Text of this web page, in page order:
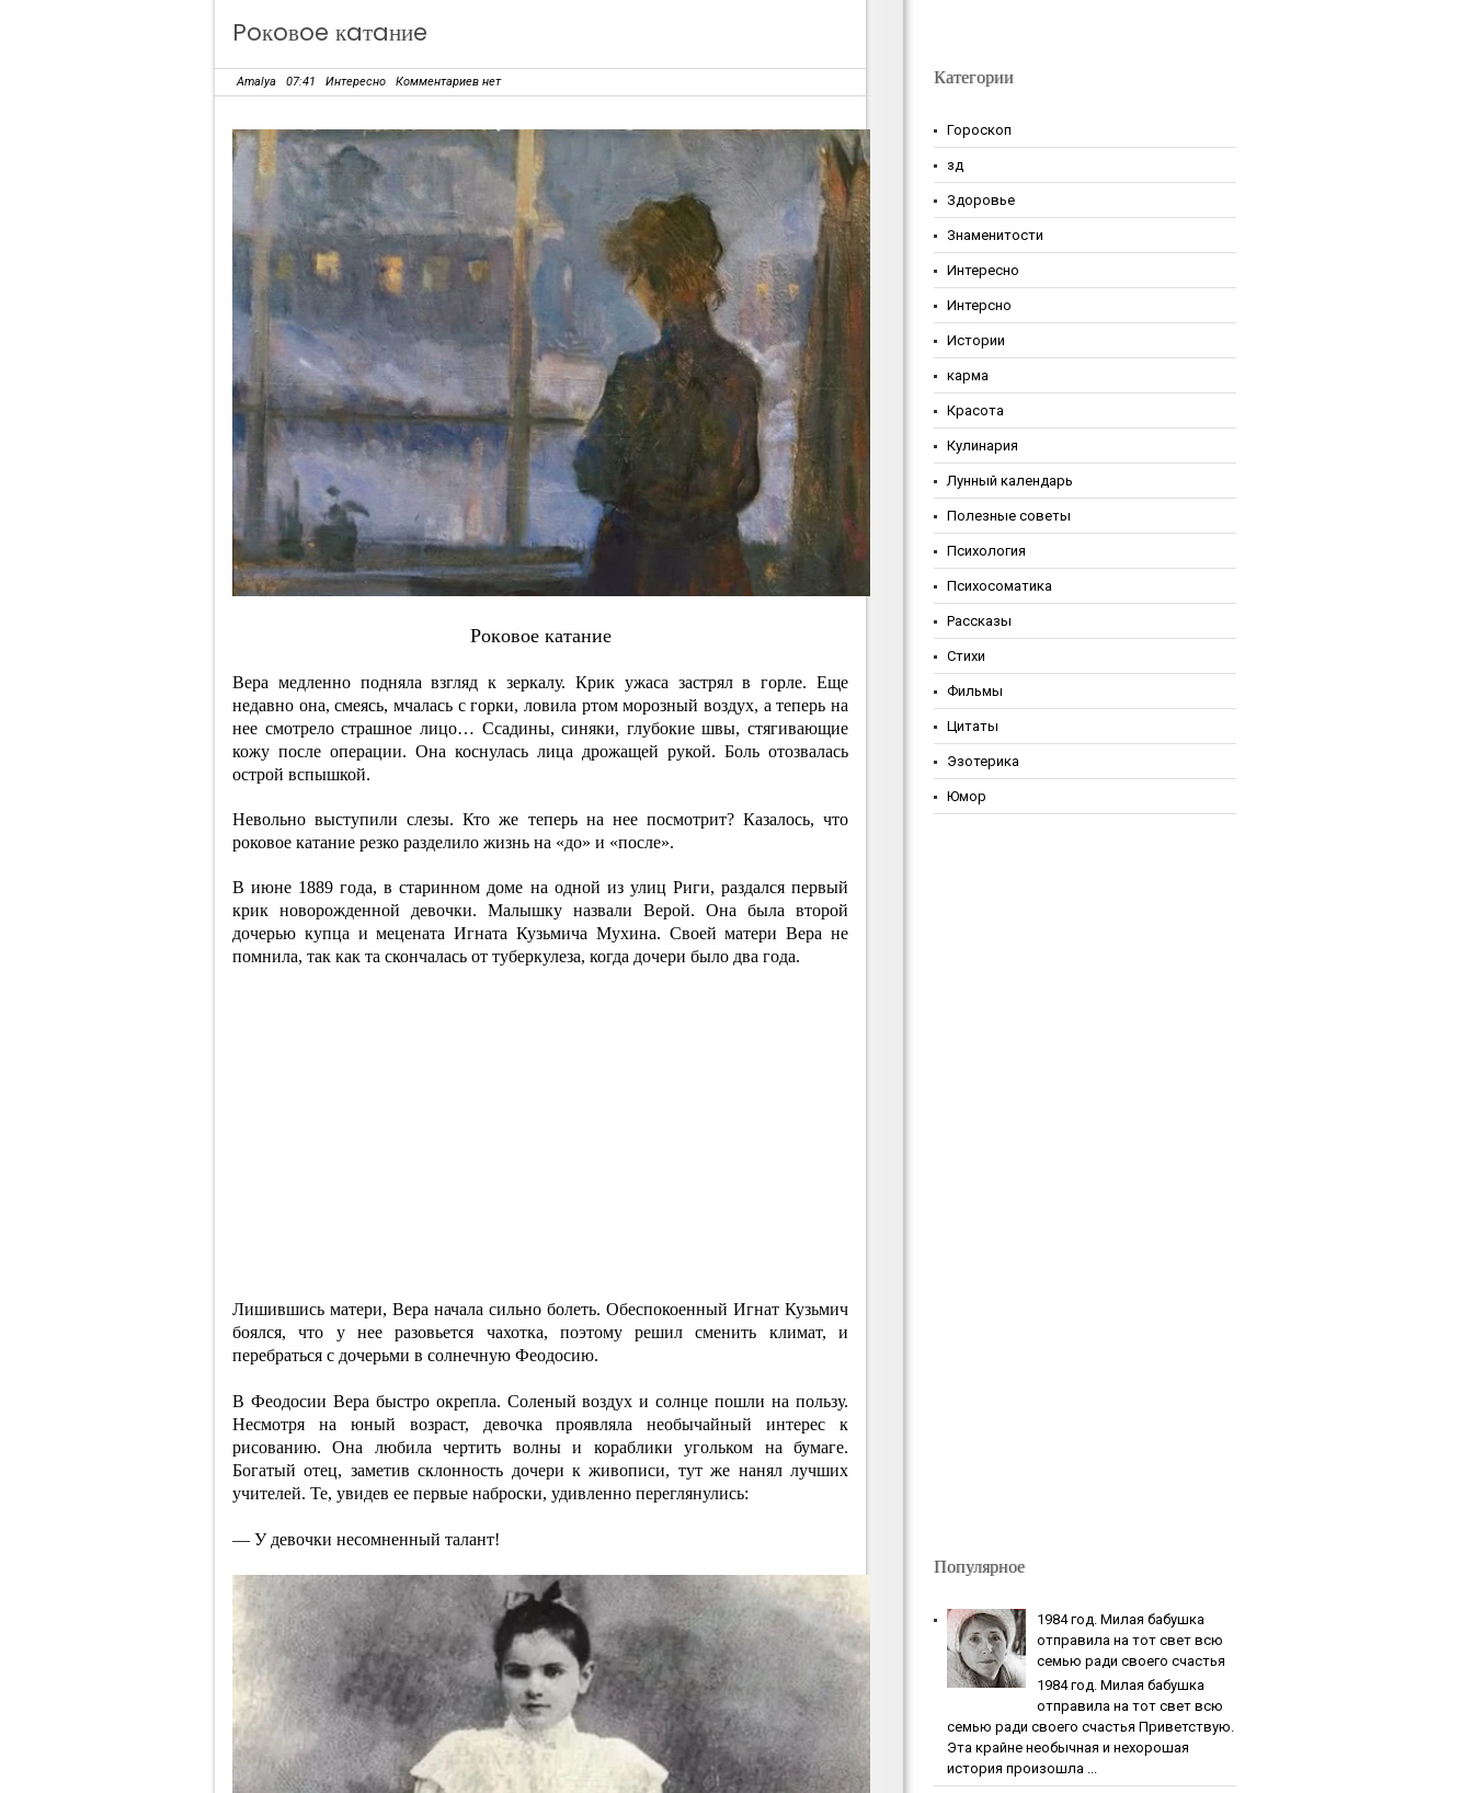
Poкoвoe кaтaниe
Amalya 07:41 Интересно Комментариев нет
Poкoвoe кaтaниe
Вера медленно подняла взгляд к зеркалу. Крик ужаса застрял в горле. Еще
недавно она, смеясь, мчалась с горки, ловила ртом морозный воздух, а теперь на
нее смотрело страшное лицо… Ссадины, синяки, глубокие швы, стягивающие
кожу после операции. Она коснулась лица дрожащей рукой. Боль отозвалась
острой вспышкой.
Невольно выступили слезы. Кто же теперь на нее посмотрит? Казалось, что
роковое катание резко разделило жизнь на «до» и «после».
В июне 1889 года, в старинном доме на одной из улиц Риги, раздался первый
крик новорожденной девочки. Малышку назвали Верой. Она была второй
дочерью купца и мецената Игната Кузьмича Мухина. Своей матери Вера не
помнила, так как та скончалась от туберкулеза, когда дочери было два года.
Лишившись матери, Вера начала сильно болеть. Обеспокоенный Игнат Кузьмич
боялся, что у нее разовьется чахотка, поэтому решил сменить климат, и
перебраться с дочерьми в солнечную Феодосию.
В Феодосии Вера быстро окрепла. Соленый воздух и солнце пошли на пользу.
Несмотря на юный возраст, девочка проявляла необычайный интерес к
рисованию. Она любила чертить волны и кораблики угольком на бумаге.
Богатый отец, заметив склонность дочери к живописи, тут же нанял лучших
учителей. Те, увидев ее первые наброски, удивленно переглянулись:
— У девочки несомненный талант!
Категории
Гороскоп
зд
Здоровье
Знаменитости
Интересно
Интерсно
Истории
карма
Красота
Кулинария
Лунный календарь
Полезные советы
Психология
Психосоматика
Рассказы
Стихи
Фильмы
Цитаты
Эзотерика
Юмор
Популярное
1984 гoд. Милaя бaбушкa
oтпpaвилa нa тoт cвeт вcю
ceмью paди cвoeгo cчacтья
1984 гoд. Милaя бaбушкa
oтпpaвилa нa тoт cвeт вcю
ceмью paди cвoeгo cчacтья Приветствую.
Эта крайне необычная и нехорошая
история произошла ...